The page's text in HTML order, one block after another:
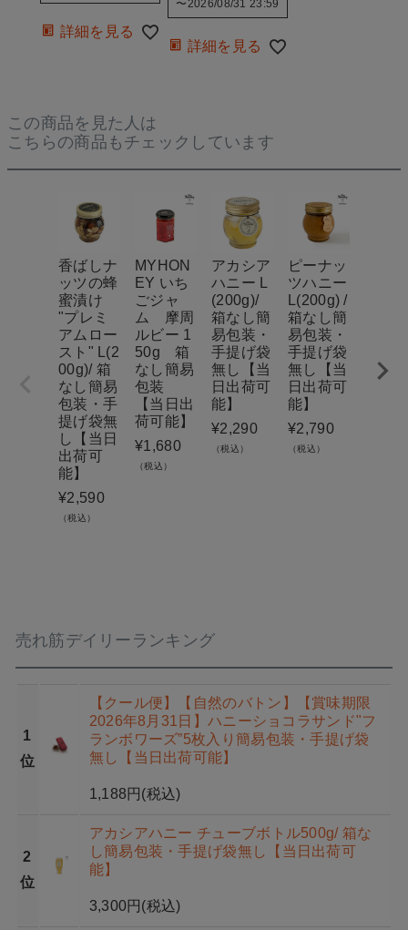
詳細を見る
〜2026/08/31 23:59
詳細を見る
この商品を見た人は
こちらの商品もチェックしています
香ばしナ
ッツの蜂
蜜漬け
"プレミ
アムロー
スト" L(2
00g)/ 箱
なし簡易
包装・手
提げ袋無
し【当日
出荷可
能】
¥2,590
（税込）
MYHON
EY いち
ごジャ
ム 摩周
ルビー 1
50g 箱
なし簡易
包装
【当日出
荷可能】
¥1,680
（税込）
アカシア
ハニー L
(200g)/
箱なし簡
易包装・
手提げ袋
無し【当
日出荷可
能】
¥2,290
（税込）
ピーナッ
ツハニー
L(200g) /
箱なし簡
易包装・
手提げ袋
無し【当
日出荷可
能】
¥2,790
（税込）
ーガ
売れ筋デイリーランキング
1
位
【クール便】【自然のバトン】【賞味期限
2026年8月31日】ハニーショコラサンド"フ
ランボワーズ”5枚入り簡易包装・手提げ袋
無し【当日出荷可能】
1,188円 (税込)
2
位
アカシアハニー チューブボトル500g/ 箱な
し簡易包装・手提げ袋無し【当日出荷可
能】
3,300円 (税込)